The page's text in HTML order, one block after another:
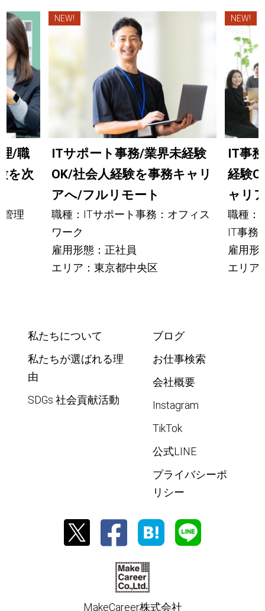
/職
を次
管理
NEW!
ITサポート事務/業界未経験
OK/社会人経験を事務キャリ
アへ/フルリモート
職種：ITサポート事務：オフィス
ワーク
雇用形態：正社員
エリア：東京都中央区
NEW!
IT事
経験
ャリ
職種：
IT事務
雇用形
エリア
私たちについて
私たちが選ばれる理
由
SDGs 社会貢献活動
ブログ
お仕事検索
会社概要
Instagram
TikTok
公式LINE
プライバシーポ
リシー
MakeCareer株式会社